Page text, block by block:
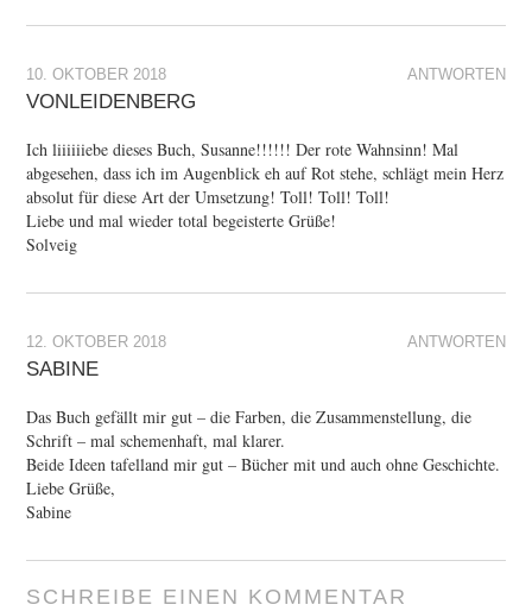
ANTWORTEN
10. OKTOBER 2018
VONLEIDENBERG
Ich liiiiiiebe dieses Buch, Susanne!!!!!! Der rote Wahnsinn! Mal
abgesehen, dass ich im Augenblick eh auf Rot stehe, schlägt mein Herz
absolut für diese Art der Umsetzung! Toll! Toll! Toll!
Liebe und mal wieder total begeisterte Grüße!
Solveig
ANTWORTEN
12. OKTOBER 2018
SABINE
Das Buch gefällt mir gut – die Farben, die Zusammenstellung, die
Schrift – mal schemenhaft, mal klarer.
Beide Ideen tafelland mir gut – Bücher mit und auch ohne Geschichte.
Liebe Grüße,
Sabine
SCHREIBE EINEN KOMMENTAR